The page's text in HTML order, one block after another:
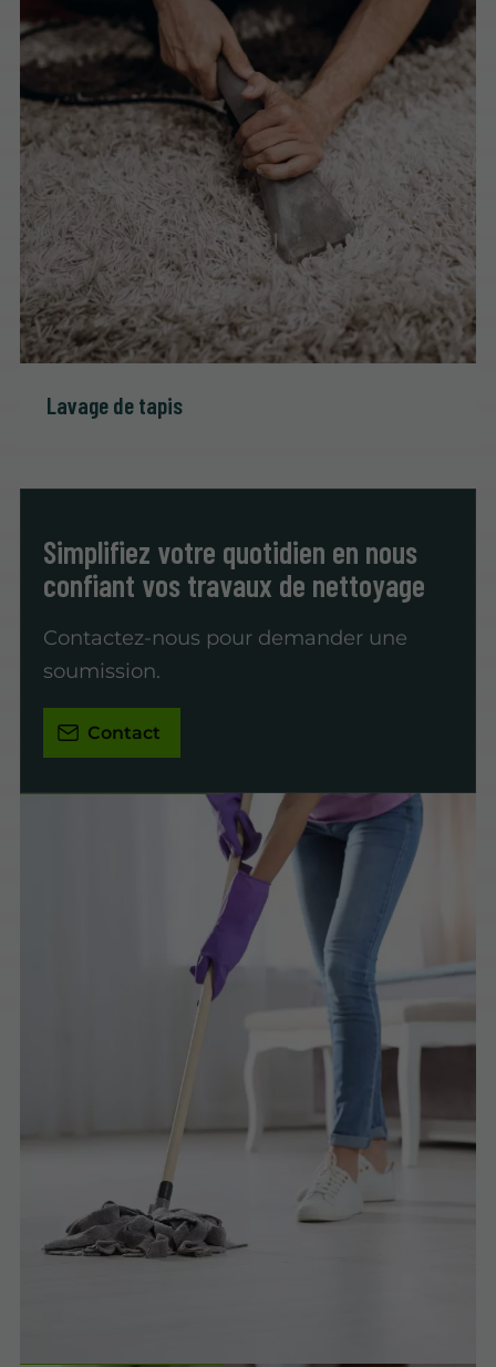
Lavage de tapis
Simplifiez votre quotidien en nous
confiant vos travaux de nettoyage
Contactez-nous pour demander une
soumission.
Contact